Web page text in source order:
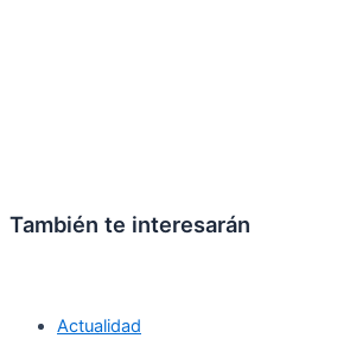
También te interesarán
Actualidad